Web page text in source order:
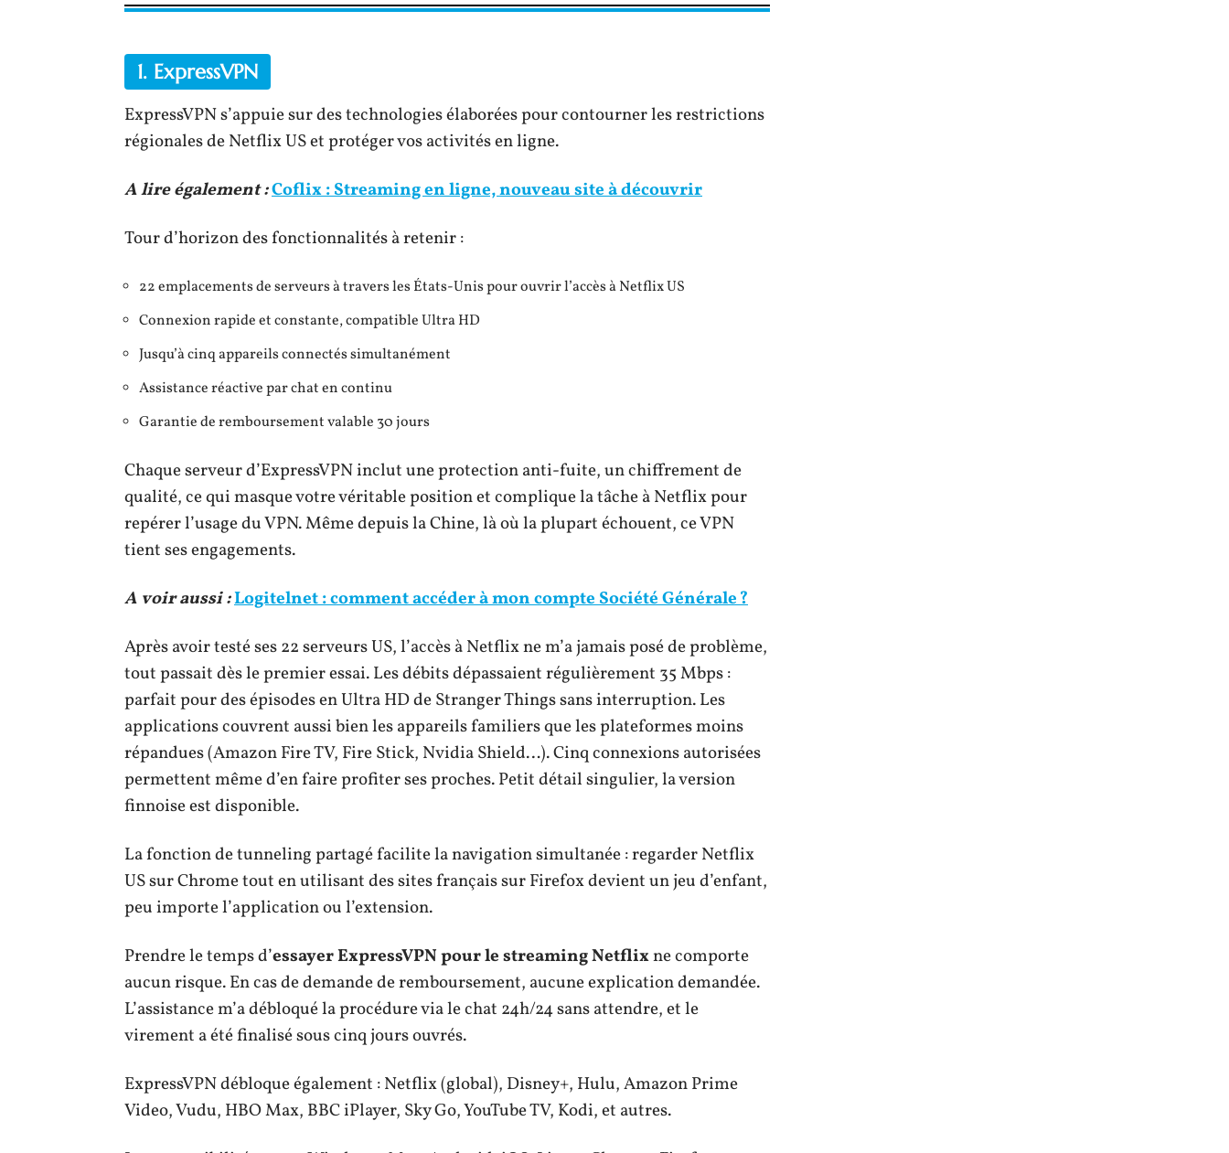
1. ExpressVPN
ExpressVPN s’appuie sur des technologies élaborées pour contourner les restrictions
régionales de Netflix US et protéger vos activités en ligne.
A lire également :Coflix : Streaming en ligne, nouveau site à découvrir
Tour d’horizon des fonctionnalités à retenir :
22 emplacements de serveurs à travers les États-Unis pour ouvrir l’accès à Netflix US
Connexion rapide et constante, compatible Ultra HD
Jusqu’à cinq appareils connectés simultanément
Assistance réactive par chat en continu
Garantie de remboursement valable 30 jours
Chaque serveur d’ExpressVPN inclut une protection anti-fuite, un chiffrement de
qualité, ce qui masque votre véritable position et complique la tâche à Netflix pour
repérer l’usage du VPN. Même depuis la Chine, là où la plupart échouent, ce VPN
tient ses engagements.
A voir aussi :Logitelnet : comment accéder à mon compte Société Générale ?
Après avoir testé ses 22 serveurs US, l’accès à Netflix ne m’a jamais posé de problème,
tout passait dès le premier essai. Les débits dépassaient régulièrement 35 Mbps :
parfait pour des épisodes en Ultra HD de Stranger Things sans interruption. Les
applications couvrent aussi bien les appareils familiers que les plateformes moins
répandues (Amazon Fire TV, Fire Stick, Nvidia Shield…). Cinq connexions autorisées
permettent même d’en faire profiter ses proches. Petit détail singulier, la version
finnoise est disponible.
La fonction de tunneling partagé facilite la navigation simultanée : regarder Netflix
US sur Chrome tout en utilisant des sites français sur Firefox devient un jeu d’enfant,
peu importe l’application ou l’extension.
Prendre le temps d’essayer ExpressVPN pour le streaming Netflixne comporte
aucun risque. En cas de demande de remboursement, aucune explication demandée.
L’assistance m’a débloqué la procédure via le chat 24h/24 sans attendre, et le
virement a été finalisé sous cinq jours ouvrés.
ExpressVPN débloque également : Netflix (global), Disney+, Hulu, Amazon Prime
Video, Vudu, HBO Max, BBC iPlayer, Sky Go, YouTube TV, Kodi, et autres.